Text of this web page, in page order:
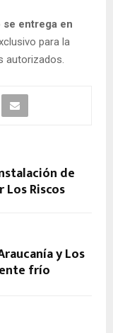
se entrega en
para la
autorizados.
de
Riscos
y Los
frío